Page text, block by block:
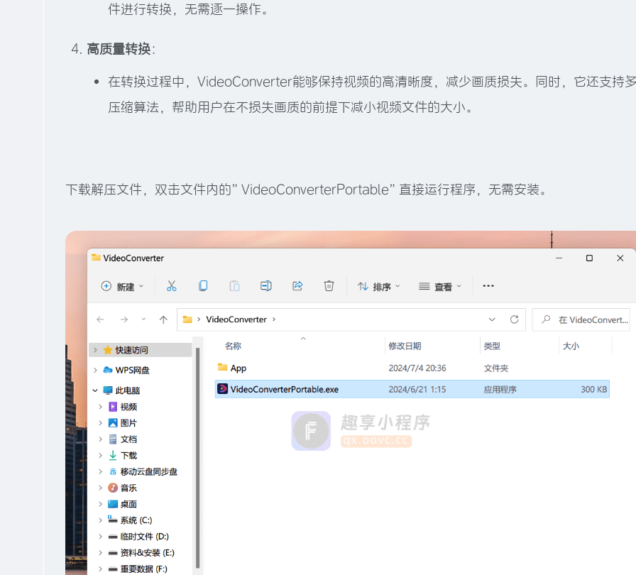
件进行转换，无需逐一操作。
高质量转换：
在转换过程中，VideoConverter能够保持视频的高清晰度，减少画质损失。同时，它还支持
压缩算法，帮助用户在不损失画质的前提下减小视频文件的大小。
下载解压文件，双击文件内的”VideoConverterPortable”直接运行程序，无需安装。